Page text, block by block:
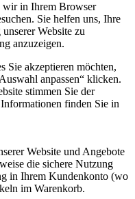
wir in Ihrem Browser
Sie helfen uns, Ihre
Website zu
anzuzeigen.
Sie akzeptieren möchten,
anpassen“ klicken.
stimmen Sie der
finden Sie in
Website und Angebote
die sichere Nutzung
in Ihrem Kundenkonto (wo
im Warenkorb.